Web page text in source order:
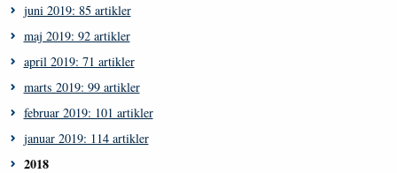
juni 2019: 85 artikler
maj 2019: 92 artikler
april 2019: 71 artikler
marts 2019: 99 artikler
februar 2019: 101 artikler
januar 2019: 114 artikler
2018